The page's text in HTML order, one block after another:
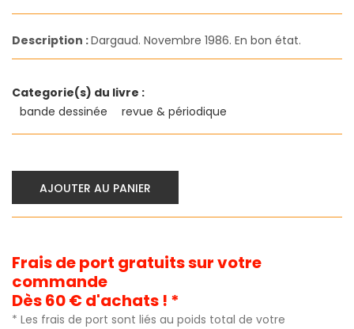
Description :Dargaud. Novembre 1986. En bon état.
Categorie(s) du livre :
bande dessinée
revue & périodique
AJOUTER AU PANIER
Frais de port gratuits sur votre
commande
Dès 60 € d'achats ! *
* Les frais de port sont liés au poids total de votre